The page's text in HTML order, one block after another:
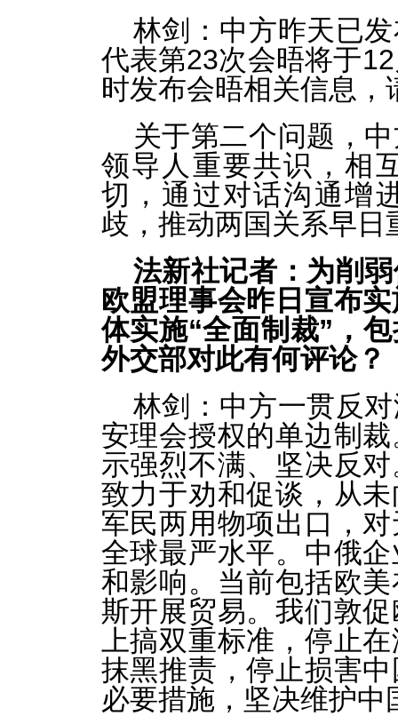
林剑：中方昨天已
代表第23次会晤将于
时发布会晤相关信息，
关于第二个问题，
领导人重要共识，相
切，通过对话沟通增
歧，推动两国关系早日
法新社记者：为削
欧盟理事会昨日宣布
体实施“全面制裁”，
外交部对此有何评论？
林剑：中方一贯反
安理会授权的单边制
示强烈不满、坚决反
致力于劝和促谈，从
军民两用物项出口，
全球最严水平。中俄
和影响。当前包括欧
斯开展贸易。我们敦
上搞双重标准，停止
抹黑推责，停止损害
必要措施，坚决维护